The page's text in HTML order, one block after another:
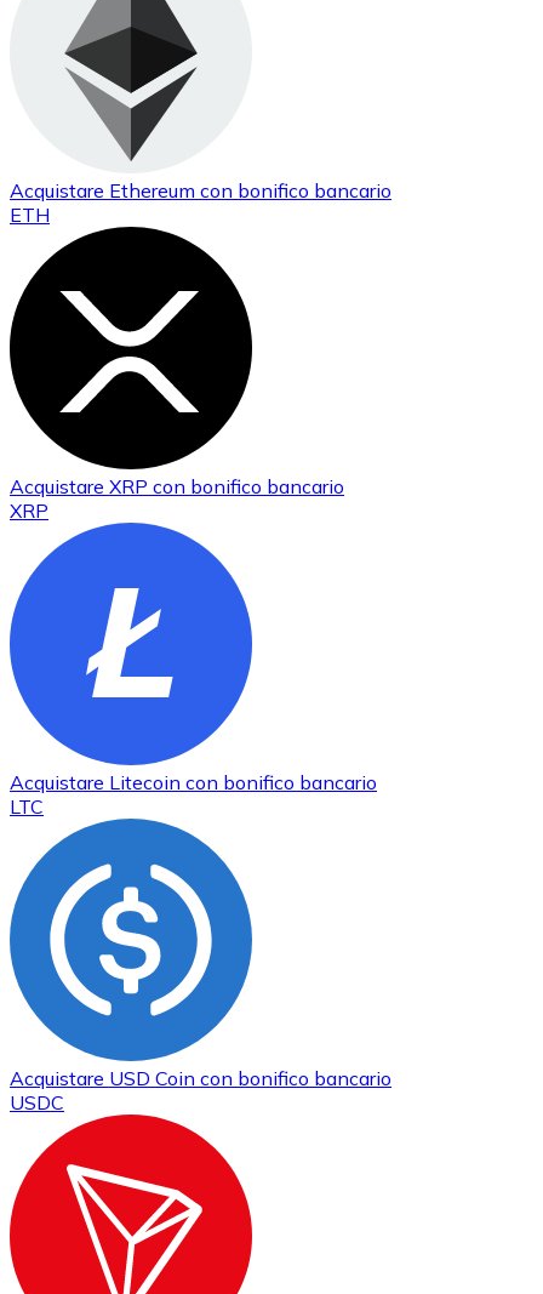
Acquistare Ethereum con bonifico bancario
ETH
Acquistare XRP con bonifico bancario
XRP
Acquistare Litecoin con bonifico bancario
LTC
Acquistare USD Coin con bonifico bancario
USDC